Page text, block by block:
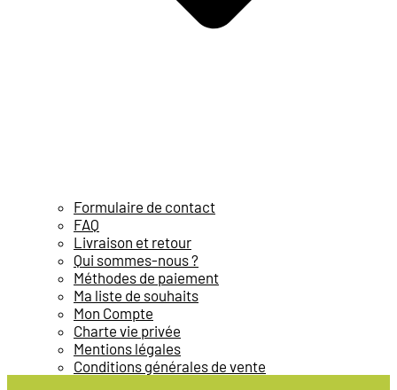
Formulaire de contact
FAQ
Livraison et retour
Qui sommes-nous ?
Méthodes de paiement
Ma liste de souhaits
Mon Compte
Charte vie privée
Mentions légales
Conditions générales de vente